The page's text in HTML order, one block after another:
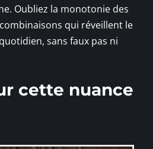
Oubliez la monotonie des
qui réveillent le
sans faux pas ni
cette nuance